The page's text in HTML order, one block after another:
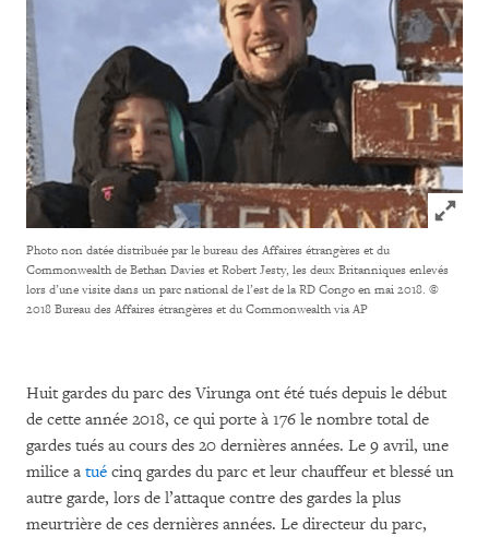
Click to
Photo non datée distribuée par le bureau des Affaires étrangères et du
Commonwealth de Bethan Davies et Robert Jesty, les deux Britanniques enlevés
lors d’une visite dans un parc national de l’est de la RD Congo en mai 2018. ©
2018 Bureau des Affaires étrangères et du Commonwealth via AP
Huit gardes du parc des Virunga ont été tués depuis le début
de cette année 2018, ce qui porte à 176 le nombre total de
gardes tués au cours des 20 dernières années. Le 9 avril, une
milice a tué cinq gardes du parc et leur chauffeur et blessé un
autre garde, lors de l’attaque contre des gardes la plus
meurtrière de ces dernières années. Le directeur du parc,